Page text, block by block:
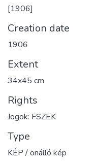
[1906]
Creation date
1906
Extent
34x45 cm
Rights
Jogok: FSZEK
Type
KÉP / önálló kép